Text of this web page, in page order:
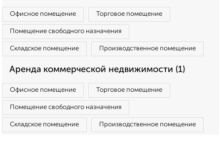
Офисное помещение Торговое помещение
Помещение свободного назначения
Складское помещение Производственное помещение
Аренда коммерческой недвижимости (1)
Офисное помещение Торговое помещение
Помещение свободного назначения
Складское помещение Производственное помещение